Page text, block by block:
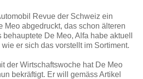
Revue der Schweiz ein
Meo abgedruckt, das schon älteren
De Meo, Alfa habe aktuell
er sich das vorstellt im Sortiment.
der Wirtschaftswoche hat De Meo
bekräftigt. Er will gemäss Artikel